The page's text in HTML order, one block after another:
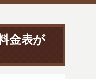
金表が